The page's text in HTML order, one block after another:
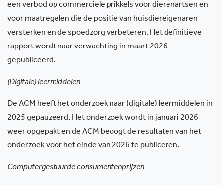
een verbod op commerciële prikkels voor dierenartsen en
voor maatregelen die de positie van huisdiereigenaren
versterken en de spoedzorg verbeteren. Het definitieve
rapport wordt naar verwachting in maart 2026
gepubliceerd.
(Digitale) leermiddelen
De ACM heeft het onderzoek naar (digitale) leermiddelen in
2025 gepauzeerd. Het onderzoek wordt in januari 2026
weer opgepakt en de ACM beoogt de resultaten van het
onderzoek voor het einde van 2026 te publiceren.
Computergestuurde consumentenprijzen